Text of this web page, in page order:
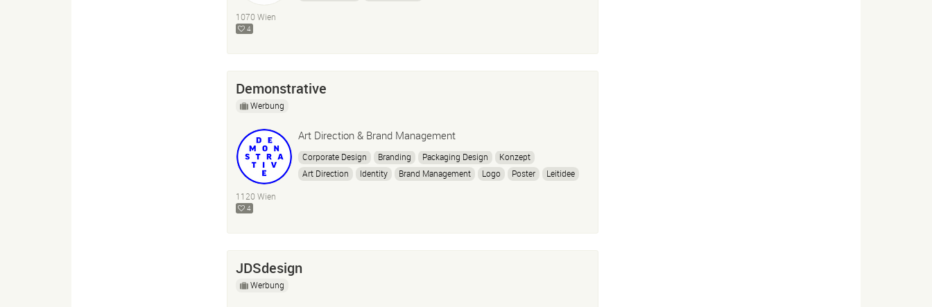
1070 Wien
4
Demonstrative
Werbung
Art Direction & Brand Management
Corporate Design Branding Packaging Design
Konzept
Art Direction
Identity Brand Management Logo Poster Leitidee
1120 Wien
4
JDSdesign
Werbung